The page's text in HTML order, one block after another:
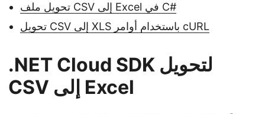
تحويل ملف CSV إلى Excel في C#
تحويل CSV إلى XLS باستخدام أوامر cURL
.NET Cloud SDK لتحويل
CSV إلى Excel